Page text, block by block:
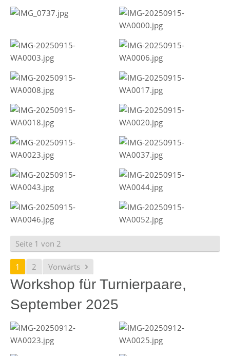
Seite 1 von 2
1 2 Vorwärts
Workshop für Turnierpaare,
September 2025